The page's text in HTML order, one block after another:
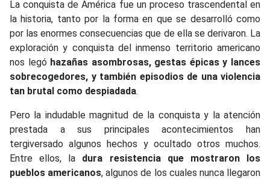
La conquista de América fue un proceso trascendental en
la historia, tanto por la forma en que se desarrolló como
por las enormes consecuencias que de ella se derivaron. La
exploración y conquista del inmenso territorio americano
nos legó hazañas asombrosas, gestas épicas y lances
sobrecogedores, y también episodios de una violencia
tan brutal como despiadada.
Pero la indudable magnitud de la conquista y la atención
prestada a sus principales acontecimientos han
tergiversado algunos hechos y ocultado otros muchos.
Entre ellos, la dura resistencia que mostraron los
pueblos americanos, algunos de los cuales nunca llegaron